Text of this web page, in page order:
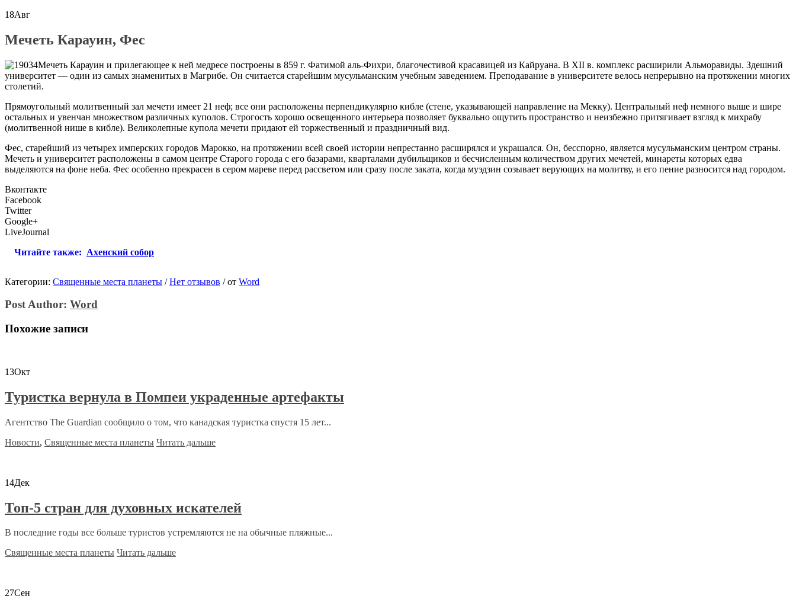
18Авг
Мечеть Карауин, Фес
Мечеть Карауин и прилегающее к ней медресе построены в 859 г. Фатимой аль-Фихри, благочестивой красавицей из Кайруана. В XII в. комплекс расширили Альморавиды. Здешний
университет — один из самых знаменитых в Магрибе. Он считается старейшим мусульманским учебным заведением. Преподавание в университете велось непрерывно на протяжении многих
столетий.
Прямоугольный молитвенный зал мечети имеет 21 неф; все они расположены перпендикулярно кибле (стене, указывающей направление на Мекку). Центральный неф немного выше и шире
остальных и увенчан множеством различных куполов. Строгость хорошо освещенного интерьера позволяет буквально ощутить пространство и неизбежно притягивает взгляд к михрабу
(молитвенной нише в кибле). Великолепные купола мечети придают ей торжественный и праздничный вид.
Фес, старейший из четырех имперских городов Марокко, на протяжении всей своей истории непрестанно расширялся и украшался. Он, бесспорно, является мусульманским центром страны.
Мечеть и университет расположены в самом центре Старого города с его базарами, кварталами дубильщиков и бесчисленным количеством других мечетей, минареты которых едва
выделяются на фоне неба. Фес особенно прекрасен в сером мареве перед рассветом или сразу после заката, когда муэдзин созывает верующих на молитву, и его пение разносится над городом.
Вконтакте
Facebook
Twitter
Google+
LiveJournal
Читайте также: Ахенский собор
Категории: Священные места планеты / Нет отзывов /от Word
Post Author: Word
Похожие записи
13Окт
Туристка вернула в Помпеи украденные артефакты
Агентство The Guardian сообщило о том, что канадская туристка спустя 15 лет...
Новости, Священные места планеты Читать дальше
14Дек
Топ-5 стран для духовных искателей
В последние годы все больше туристов устремляются не на обычные пляжные...
Священные места планеты Читать дальше
27Сен